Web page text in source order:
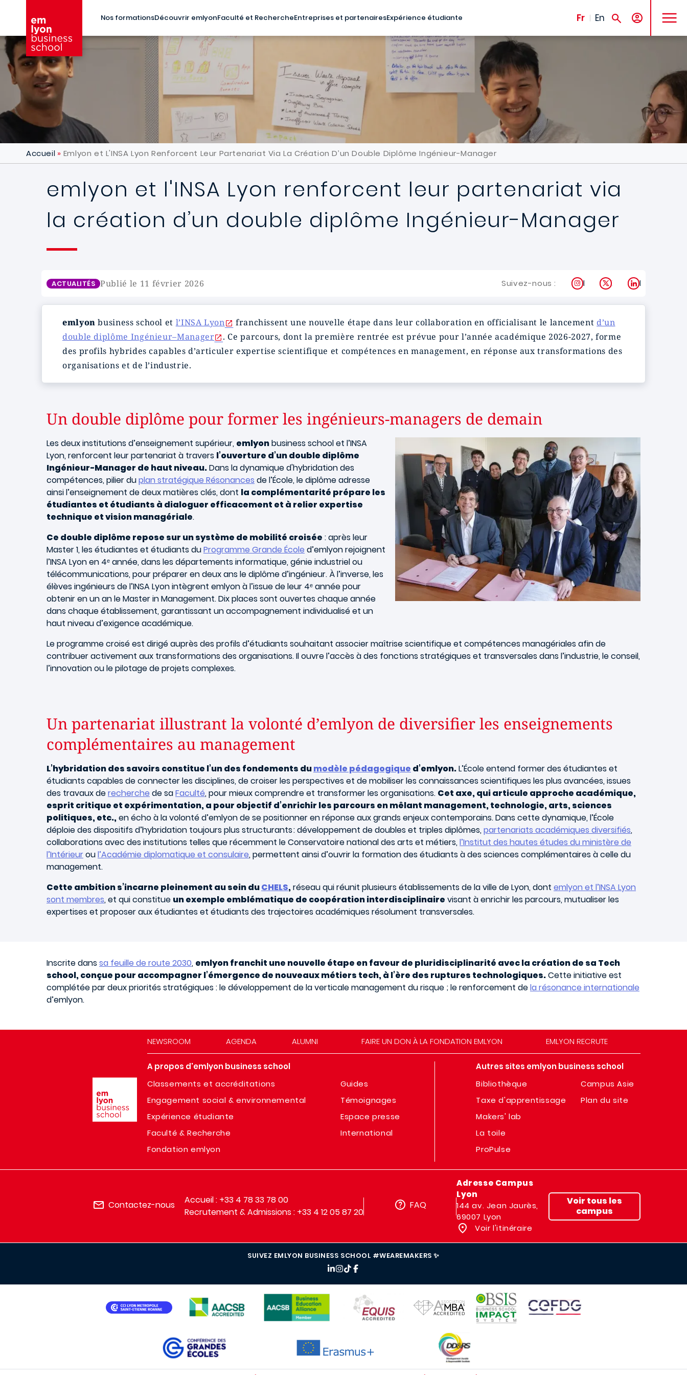
Nos formationsDécouvrir emlyonFaculté et RechercheEntreprises et partenairesExpérience étudiante Fr En
MENU
Accueil Emlyon et L'INSA Lyon Renforcent Leur Partenariat Via La Création D’un Double Diplôme Ingénieur-Manager
emlyon et l'INSA Lyon renforcent leur partenariat via
la création d’un double diplôme Ingénieur-Manager
ACTUALITÉS Publié le 11 février 2026 Suivez-nous : Instagram
X LinkedIn
emlyon business school et l’INSA Lyon franchissent une nouvelle étape dans leur collaboration en officialisant le lancement d’un
double diplôme Ingénieur–Manager
. Ce parcours, dont la première rentrée est prévue pour l’année académique 2026-2027, forme
des profils hybrides capables d’articuler expertise scientifique et compétences en management, en réponse aux transformations des
organisations et de l’industrie.
Un double diplôme pour former les ingénieurs‑managers de demain
Les deux institutions d’enseignement supérieur, emlyonbusiness school et l’INSA
Lyon, renforcent leur partenariat à travers l’ouverture d’un double diplôme
Ingénieur-Manager de haut niveau.Dans la dynamique d'hybridation des
compétences, pilier duplan stratégique Résonances de l’École, le diplôme adresse
ainsi l’enseignement de deux matières clés, dont la complémentarité prépare les
étudiantes et étudiants à dialoguer efficacement et à relier expertise
technique et vision managériale.
Ce double diplôme repose sur un système de mobilité croisée : après leur
Master 1, les étudiantes et étudiants duProgramme Grande École d’emlyon rejoignent
l’INSA Lyon en 4ᵉ année, dans les départements informatique, génie industriel ou
télécommunications, pour préparer en deux ans le diplôme d’ingénieur. À l’inverse, les
élèves ingénieurs de l’INSA Lyon intègrent emlyon à l’issue de leur 4ᵉ année pour
obtenir en un an le Master in Management. Dix places sont ouvertes chaque année
dans chaque établissement, garantissant un accompagnement individualisé et un
haut niveau d’exigence académique.
Le programme croisé est dirigé auprès des profils d’étudiants souhaitant associer maîtrise scientifique et compétences managériales afin de
contribuer activement aux transformations des organisations. Il ouvre l’accès à des fonctions stratégiques et transversales dans l’industrie, le conseil,
l’innovation ou le pilotage de projets complexes.
Un partenariat illustrant la volonté d’emlyon de diversifier les enseignements
complémentaires au management
L’hybridation des savoirs constitue l’un des fondements dumodèle pédagogique d’emlyon.L’École entend former des étudiantes et
étudiants capables de connecter les disciplines, de croiser les perspectives et de mobiliser les connaissances scientifiques les plus avancées, issues
des travaux derecherche de saFaculté, pour mieux comprendre et transformer les organisations. Cet axe, qui articule approche académique,
esprit critique et expérimentation, a pour objectif d’enrichir les parcours en mêlant management, technologie, arts, sciences
politiques, etc.,en écho à la volonté d’emlyon de se positionner en réponse aux grands enjeux contemporains. Dans cette dynamique, l’École
déploie des dispositifs d’hybridation toujours plus structurants : développement de doubles et triples diplômes,partenariats académiques diversifiés,
collaborations avec des institutions telles que récemment le Conservatoire national des arts et métiers,l’Institut des hautes études du ministère de
l’Intérieuroul’Académie diplomatique et consulaire, permettent ainsi d’ouvrir la formation des étudiants à des sciences complémentaires à celle du
management.
Cette ambition s’incarne pleinement au sein duCHELS,réseau qui réunit plusieurs établissements de la ville de Lyon, dont emlyon et l’INSA Lyon
sont membres, et qui constitue un exemple emblématique de coopération interdisciplinaire visant à enrichir les parcours, mutualiser les
expertises et proposer aux étudiantes et étudiants des trajectoires académiques résolument transversales.
Inscrite danssa feuille de route 2030, emlyon franchit une nouvelle étape en faveur de pluridisciplinarité avec la création de sa Tech
school, conçue pour accompagner l’émergence de nouveaux métiers tech, à l’ère des ruptures technologiques.Cette initiative est
complétée par deux priorités stratégiques : le développement de la verticale management du risque ; le renforcement dela résonance internationale
d’emlyon.
NEWSROOM AGENDA ALUMNI FAIRE UN DON À LA FONDATION EMLYON EMLYON RECRUTE
A propos d'emlyon business school
Classements et accréditations
Engagement social & environnemental
Expérience étudiante
Faculté & Recherche
Fondation emlyon
Guides
Témoignages
Espace presse
International
Autres sites emlyon business school
Bibliothèque
Taxe d'apprentissage
Makers' lab
La toile
ProPulse
Campus Asie
Plan du site
Contactez-nous
Accueil : +33 4 78 33 78 00
Recrutement & Admissions : +33 4 12 05 87 20
FAQ
Adresse Campus
Lyon
144 av. Jean Jaurès,
69007 Lyon
Voir l'itinéraire
Voir tous les
campus
SUIVEZ EMLYON BUSINESS SCHOOL #WEAREMAKERS ✨
IMAGE
IMAGE
IMAGE
IMAGE
IMAGE IMAGE IMAGE